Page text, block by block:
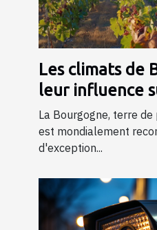
Les climats de
leur influence
du vin
La Bourgogne, terre
est mondialement
d'exception...